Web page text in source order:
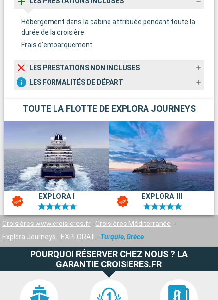
Hébergement dans la cabine attribuée pendant toute la
durée de la croisière.
Frais d'embarquement
LES PRESTATIONS NON INCLUSES
LES FORMALITÉS DE DÉPART
TOUTE LA FLOTTE DE EXPLORA JOURNEYS
EXPLORA I EXPLORA III
Croisières www.croisieres.fr
Croisières Méditerranée
Explora Journeys
EXPLORA II Turquie, Grèce
POURQUOI RÉSERVER CHEZ NOUS ? LA
GARANTIE CROISIERES.FR